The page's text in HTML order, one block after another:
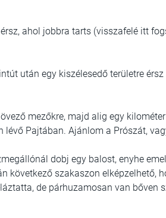
ahol jobbra tarts (visszafelé itt
után egy kiszélesedő területre
mezőkre, majd alig egy
lévő Pajtában. Ajánlom a Prószát,
dobj egy balost, enyhe
következő szakaszon elképzelhető,
de párhuzamosan van bőven